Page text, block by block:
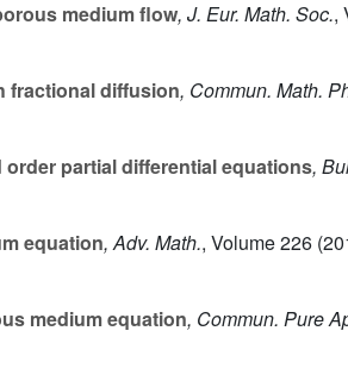
medium flow, J. Eur. Math. Soc.,
fractional diffusion, Commun. Math.
partial differential equations,
equation, Adv. Math., Volume 226
medium equation, Commun. Pure